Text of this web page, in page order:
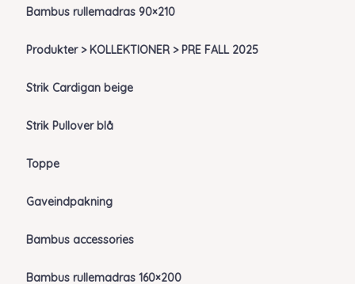
Bambus rullemadras 90×210
Produkter > KOLLEKTIONER > PRE FALL 2025
Strik Cardigan beige
Strik Pullover blå
Toppe
Gaveindpakning
Bambus accessories
Bambus rullemadras 160×200